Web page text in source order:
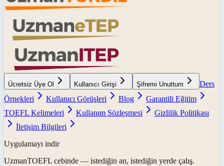
Ücretsiz Üye Ol Kullanıcı Girişi Şifremi Unuttum
Ders
Örnekleri
Kullanıcı Görüşleri Blog
Garantili Eğitim
TOEFL Kelimeleri
Kullanım Sözleşmesi
Gizlilik Politikası
İletişim Bilgileri
Uygulamayı indir
UzmanTOEFL cebinde — istediğin an, istediğin yerde çalış.